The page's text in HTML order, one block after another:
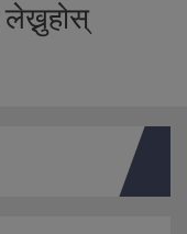
लेख्नुहोस्